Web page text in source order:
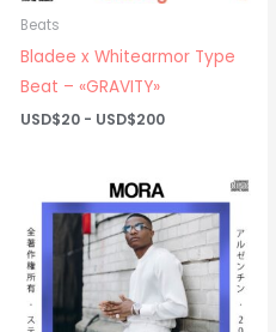
Beats
Bladee x Whitearmor Type
Beat – «GRAVITY»
USD$20 - USD$200Rango
USD$20
hasta
USD$200